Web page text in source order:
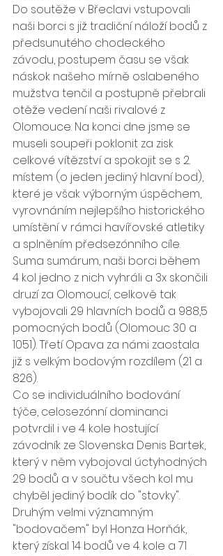
Do soutěže v Břeclavi vstupovali
naši borci s již tradiční náloží bodů z
předsunutého chodeckého
závodu, postupem času se však
náskok našeho mírně oslabeného
mužstva tenčil a postupně přebrali
otěže vedení naši rivalové z
Olomouce. Na konci dne jsme se
museli soupeři poklonit za zisk
celkové vítězství a spokojit se s 2.
místem (o jeden jediný hlavní bod),
které je však výborným úspěchem,
vyrovnáním nejlepšího historického
umístění v rámci havířovské atletiky
a splněním předsezónního cíle.
Suma sumárum, naši borci během
4 kol jedno z nich vyhráli a 3x skončili
druzí za Olomoucí, celkově tak
vybojovali 29 hlavních bodů a 988,5
pomocných bodů (Olomouc 30 a
1051). Třetí Opava za námi zaostala
již s velkým bodovým rozdílem (21 a
826).
Co se individuálního bodování
týče, celosezónní dominanci
potvrdil i ve 4. kole hostující
závodník ze Slovenska Denis Bartek,
který v něm vybojoval úctyhodných
29 bodů a v součtu všech kol mu
chyběl jediný bodík do "stovky".
Druhým velmi významným
"bodovačem" byl Honza Horňák,
který získal 14 bodů ve 4. kole a 71